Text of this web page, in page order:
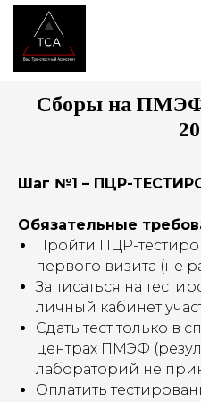
Сборы на
Шаг №1 – ПЦР-
Обязательные
Пройти ПЦР-
первого визита (не
Записаться на
личный кабинет
Сдать тест только в
центрах ПМЭФ
лабораторий не
Оплатить